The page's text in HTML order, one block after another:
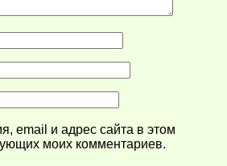
email и адрес сайта в этом
моих комментариев.